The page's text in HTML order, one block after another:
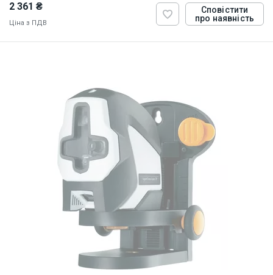
2 361 ₴
Ціна з ПДВ
Сповістити
про наявність